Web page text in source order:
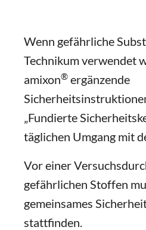
Wenn gefährliche
Technikum verwendet
amixon® ergänzende
„Fundierte
täglichen Umgang mit
Vor einer
gefährlichen Stoffen
gemeinsames
stattfinden.